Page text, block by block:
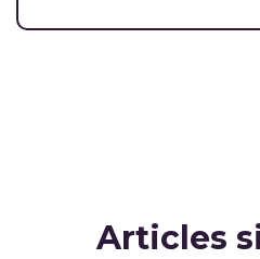
Articles